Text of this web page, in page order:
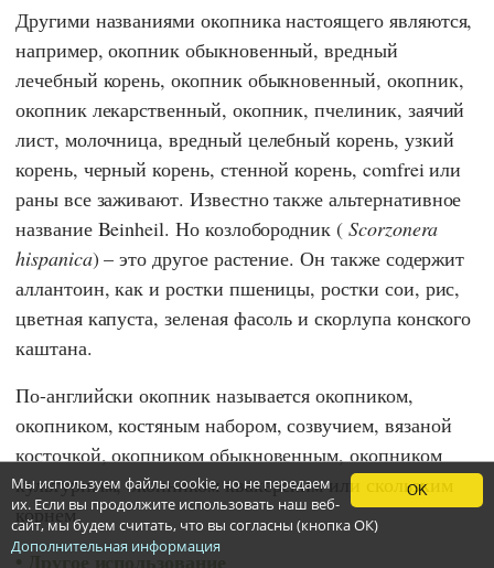
Другими названиями окопника настоящего являются,
например, окопник обыкновенный, вредный
лечебный корень, окопник обыкновенный, окопник,
окопник лекарственный, окопник, пчелиник, заячий
лист, молочница, вредный целебный корень, узкий
корень, черный корень, стенной корень, comfrei или
раны все заживают. Известно также альтернативное
название Beinheil. Но козлобородник ( Scorzonera
hispanica) – это другое растение. Он также содержит
аллантоин, как и ростки пшеницы, ростки сои, рис,
цветная капуста, зеленая фасоль и скорлупа конского
каштана.
По-английски окопник называется окопником,
окопником, костяным набором, созвучием, вязаной
косточкой, окопником обыкновенным, окопником
культурным, окопником квакерским или скользким
корнем.
Другое использование
OK
Мы используем файлы cookie, но не передаем
их. Если вы продолжите использовать наш веб-
сайт, мы будем считать, что вы согласны (кнопка ОК)
Дополнительная информация